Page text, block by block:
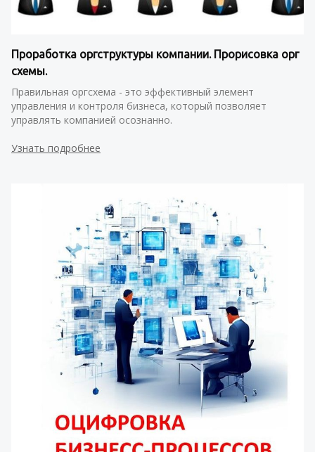
Проработка оргструктуры компании. Прорисовка орг
схемы.
Правильная оргсхема - это эффективный элемент
управления и контроля бизнеса, который позволяет
управлять компанией осознанно.
Узнать подробнее